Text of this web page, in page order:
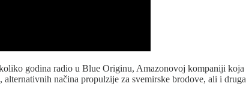
godina radio u Blue Originu, Amazonovoj kompaniji
načina propulzije za svemirske brodove, ali i